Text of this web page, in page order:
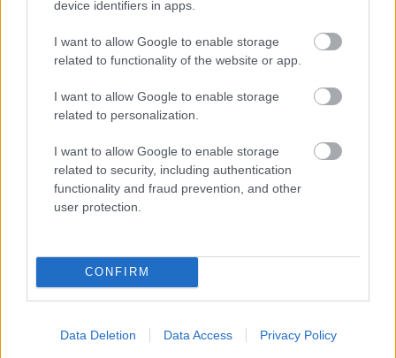
device identifiers in apps.
I want to allow Google to enable storage
related to functionality of the website or app.
I want to allow Google to enable storage
related to personalization.
I want to allow Google to enable storage
related to security, including authentication
functionality and fraud prevention, and other
user protection.
CONFIRM
Data Deletion Data Access Privacy Policy
Leeds UnitedvsManchester
United